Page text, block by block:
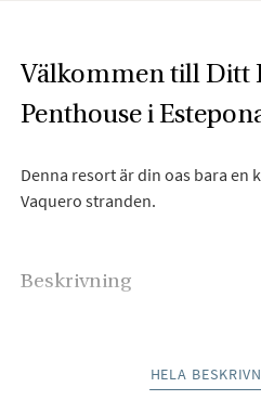
Välkommen till Ditt
Penthouse i
Denna resort är din oas bara en
Vaquero stranden.
Beskrivning
Komplexet är smart designat för
HELA